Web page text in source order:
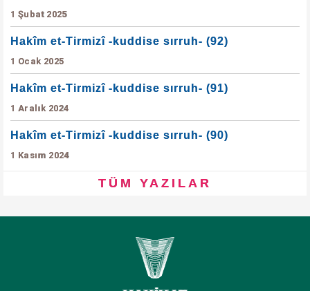
1 Şubat 2025
Hakîm et-Tirmizî -kuddise sırruh- (92)
1 Ocak 2025
Hakîm et-Tirmizî -kuddise sırruh- (91)
1 Aralık 2024
Hakîm et-Tirmizî -kuddise sırruh- (90)
1 Kasım 2024
TÜM YAZILAR